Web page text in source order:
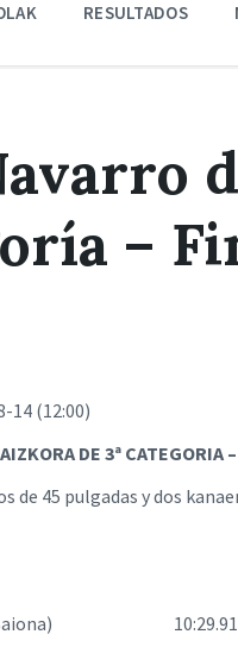
RESULTADOS
–
14 (12:00)
DE 3ª CATEGORIA
de 45 pulgadas y dos
(Baiona) 10:29.91